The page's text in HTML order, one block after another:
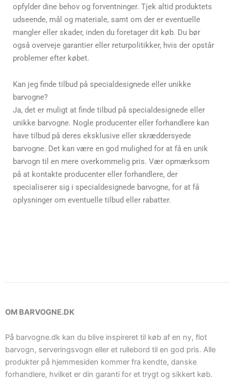
opfylder dine behov og forventninger. Tjek altid produktets
udseende, mål og materiale, samt om der er eventuelle
mangler eller skader, inden du foretager dit køb. Du bør
også overveje garantier eller returpolitikker, hvis der opstår
problemer efter købet.
Kan jeg finde tilbud på specialdesignede eller unikke
barvogne?
Ja, det er muligt at finde tilbud på specialdesignede eller
unikke barvogne. Nogle producenter eller forhandlere kan
have tilbud på deres eksklusive eller skræddersyede
barvogne. Det kan være en god mulighed for at få en unik
barvogn til en mere overkommelig pris. Vær opmærksom
på at kontakte producenter eller forhandlere, der
specialiserer sig i specialdesignede barvogne, for at få
oplysninger om eventuelle tilbud eller rabatter.
OM BARVOGNE.DK
På barvogne.dk kan du blive inspireret til køb af en ny, flot
barvogn, serveringsvogn eller et rullebord til en god pris. Alle
produkter på hjemmesiden kommer fra kendte, danske
forhandlere, hvilket er din garanti for et trygt og sikkert køb.